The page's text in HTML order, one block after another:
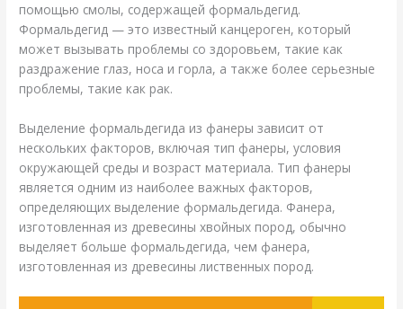
помощью смолы, содержащей формальдегид.
Формальдегид — это известный канцероген, который
может вызывать проблемы со здоровьем, такие как
раздражение глаз, носа и горла, а также более серьезные
проблемы, такие как рак.
Выделение формальдегида из фанеры зависит от
нескольких факторов, включая тип фанеры, условия
окружающей среды и возраст материала. Тип фанеры
является одним из наиболее важных факторов,
определяющих выделение формальдегида. Фанера,
изготовленная из древесины хвойных пород, обычно
выделяет больше формальдегида, чем фанера,
изготовленная из древесины лиственных пород.